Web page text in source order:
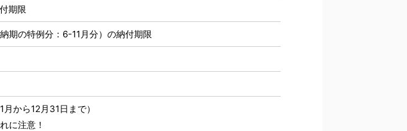
期限
期の特例分：6-11月分）の納付期限
から12月31日まで）
に注意！